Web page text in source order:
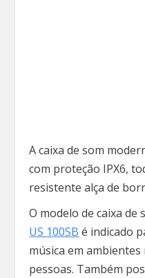
A caixa de som
com proteção IPX6,
resistente alça de
O modelo de caixa
US 100SB é indicado
música em
pessoas. Também